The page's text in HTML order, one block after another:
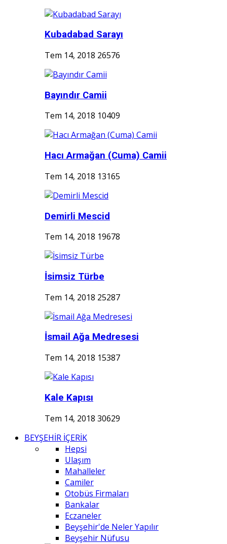
Kubadabad Sarayı
Tem 14, 2018 26576
Bayındır Camii
Tem 14, 2018 10409
Hacı Armağan (Cuma) Camii
Tem 14, 2018 13165
Demirli Mescid
Tem 14, 2018 19678
İsimsiz Türbe
Tem 14, 2018 25287
İsmail Ağa Medresesi
Tem 14, 2018 15387
Kale Kapısı
Tem 14, 2018 30629
BEYŞEHİR İÇERİK
Hepsi
Ulaşım
Mahalleler
Camiler
Otobüs Firmaları
Bankalar
Eczaneler
Beyşehir'de Neler Yapılır
Beyşehir Nüfusu